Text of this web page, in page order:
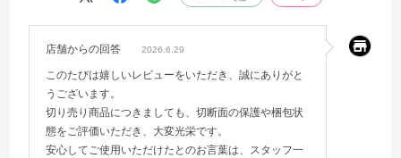
店舗からの回答 2026.6.29
このたびは嬉しいレビューをいただき、誠にありがと
うございます。
切り売り商品につきましても、切断面の保護や梱包状
態をご評価いただき、大変光栄です。
安心してご使用いただけたとのお言葉は、スタッフ一